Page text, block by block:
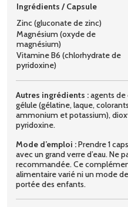
Ingrédients / Capsule
Zinc (gluconate de zinc)
Magnésium (oxyde de
magnésium)
Vitamine B6 (chlorhydrate de
pyridoxine)
Autres ingrédients :agents de
gélule (gélatine, laque,
ammonium et potassium),
pyridoxine.
Mode d’emploi :Prendre 1
avec un grand verre d’eau. Ne
recommandée. Ce
alimentaire varié ni un mode
portée des enfants.